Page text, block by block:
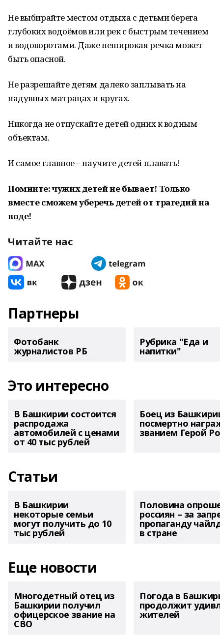
Не выбирайте местом отдыха с детьми берега
глубоких водоёмов или рек с быстрым течением
и водоворотами. Даже неширокая речка может
быть опасной.
Не разрешайте детям далеко заплывать на
надувных матрацах и кругах.
Никогда не отпускайте детей одних к водным
объектам.
И самое главное – научите детей плавать!
Помните: чужих детей не бывает! Только
вместе сможем уберечь детей от трагедий на
воде!
Читайте нас
Партнеры
Фотобанк
журналистов РБ
Рубрика "Еда и
напитки"
Это интересно
В Башкирии состоится
распродажа
автомобилей с ценами
от 40 тыс рублей
Боец из
посмертно
званием Герой
Статьи
В Башкирии
некоторые семьи
могут получить до 10
тыс рублей
Половина
россиян – за
пропаганду
в стране
Еще новости
Многодетный отец из
Башкирии получил
офицерское звание на
СВО
Погода в
продолжит
жителей